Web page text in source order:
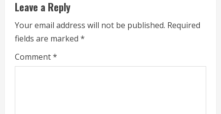
e
R
e
Leave a Reply
Your email address will not be published. Required
fields are marked *
Comment*